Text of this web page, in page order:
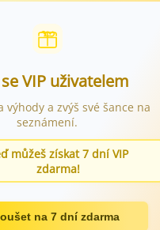
VIP uživatelem
výhody a zvýš své šance na
seznámení.
můžeš získat 7 dní VIP
zdarma!
na 7 dní zdarma